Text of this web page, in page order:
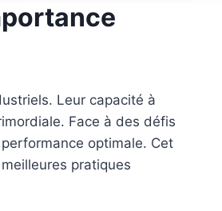
Leur capacité à
Face à des défis
optimale. Cet
pratiques